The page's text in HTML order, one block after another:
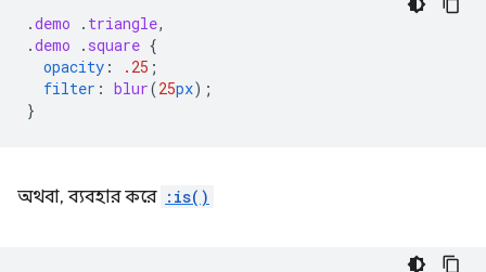
.demo . triangle,
.demo . square {
opacity : .25 ;
filter : blur(25px);
}
অথবা, ব্যবহার করে :is()